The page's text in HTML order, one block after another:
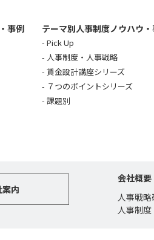
事例 テーマ別人事制度ノウハウ
Pick Up
人事制度・人事戦略
賃金設計講座シリーズ
７つのポイントシリーズ
課題別
内
会社概要
人事戦
人事制度